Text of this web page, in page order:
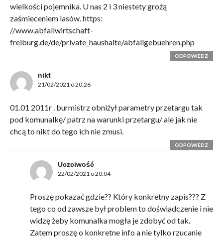
wielkości pojemnika. U nas 2 i 3 niestety grożą
zaśmieceniem lasów. https:
//www.abfallwirtschaft-
freiburg.de/de/private_haushalte/abfallgebuehren.php
ODPOWIEDZ
nikt
21/02/2021 o 20:26
01.01 2011r . burmistrz obniżył parametry przetargu tak
pod komunalkę/ patrz na warunki przetargu/ ale jak nie
chcą to nikt do tego ich nie zmusi.
ODPOWIEDZ
Uczciwość
22/02/2021 o 20:04
Proszę pokazać gdzie?? Który konkretny zapis??? Z
tego co od zawsze był problem to doświadczenie i nie
widzę żeby komunalka mogła je zdobyć od tak.
Zatem proszę o konkretne info a nie tylko rzucanie